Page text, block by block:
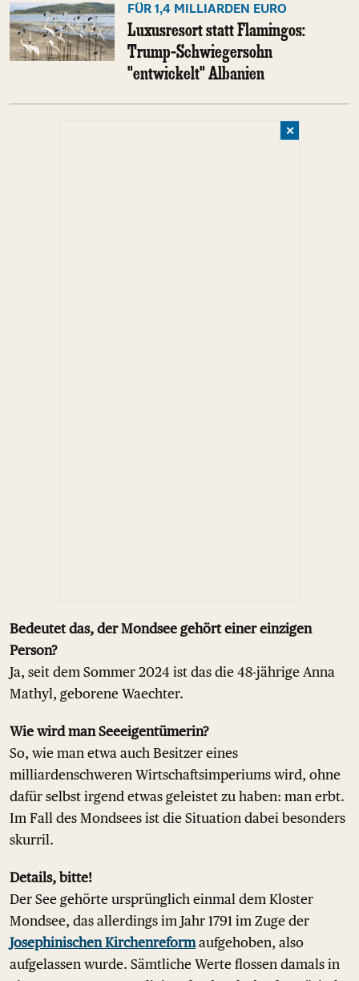
FÜR 1,4 MILLIARDEN EURO
Luxusresort statt Flamingos:
Trump-Schwiegersohn
"entwickelt" Albanien
✕
Bedeutet das, der Mondsee gehört einer einzigen
Person?
Ja, seit dem Sommer 2024 ist das die 48-jährige Anna
Mathyl, geborene Waechter.
Wie wird man Seeeigentümerin?
So, wie man etwa auch Besitzer eines
milliardenschweren Wirtschaftsimperiums wird, ohne
dafür selbst irgend etwas geleistet zu haben: man erbt.
Im Fall des Mondsees ist die Situation dabei besonders
skurril.
Details, bitte!
Der See gehörte ursprünglich einmal dem Kloster
Mondsee, das allerdings im Jahr 1791 im Zuge der
Josephinischen Kirchenreformaufgehoben, also
aufgelassen wurde. Sämtliche Werte flossen damals in